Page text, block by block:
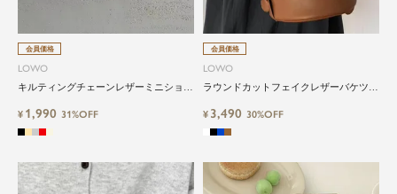
会員価格
LOWO
キルティングチェーンレザーミニショル
¥ 1,990 31%OFF
会員価格
LOWO
ラウンドカットフェイクレザーバケツ型
¥ 3,490 30%OFF